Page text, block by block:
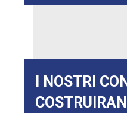
I NOSTRI